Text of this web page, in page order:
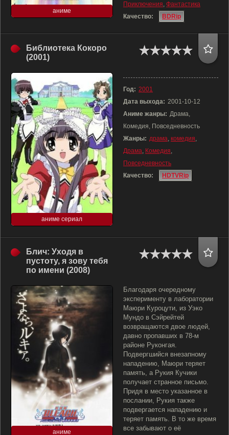
аниме
Приключения, Фантастика
Качество:
BDRip
Библиотека Кокоро
(2001)
аниме сериал
Год: 2001
Дата выхода: 2001-10-12
Аниме жанры: Драма,
Комедия, Повседневность
Жанры: драма, комедия,
Драма, Комедия,
Повседневность
Качество:
HDTVRip
Блич: Уходя в
пустоту, я зову тебя
по имени (2008)
аниме
Благодаря очередному
эксперименту в лаборатории
Маюри Куроцути, из Уэко
Мундо в Сэйрейтей
возвращаются двое людей,
давно пропавших в 78-м
районе Руконгая.
Подвергшийся внезапному
нападению, Маюри теряет
память, а Рукия Кучики
получает странное письмо.
Придя в место указанное в
послании, Рукия также
подвергается нападению и
теряет память. В то же время
все забывают о её